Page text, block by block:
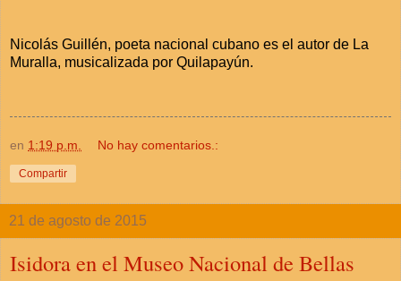
Nicolás Guillén, poeta nacional cubano es el autor de La
Muralla, musicalizada por Quilapayún.
en 1:19 p.m. No hay comentarios.:
Compartir
21 de agosto de 2015
Isidora en el Museo Nacional de Bellas